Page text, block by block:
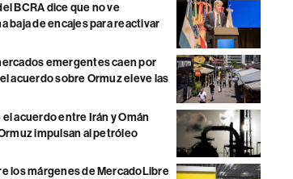
BCRA dice que no ve
baja de encajes para reactivar
emergentes caen por
acuerdo sobre Ormuz eleve las
acuerdo entre Irán y Omán
impulsan al petróleo
los márgenes de MercadoLibre